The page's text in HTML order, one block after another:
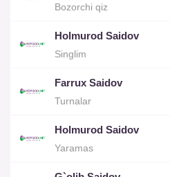
Bozorchi qiz
Holmurod Saidov
Singlim
Farrux Saidov
Turnalar
Holmurod Saidov
Yaramas